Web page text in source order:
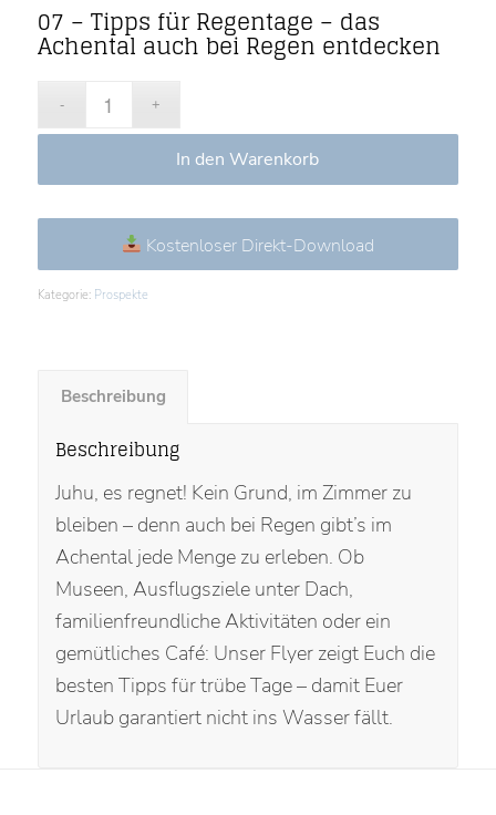
07 – Tipps für Regentage – das
Achental auch bei Regen entdecken
In den Warenkorb
Kostenloser Direkt-Download
Kategorie: Prospekte
Beschreibung
Beschreibung
Juhu, es regnet! Kein Grund, im Zimmer zu
bleiben – denn auch bei Regen gibt’s im
Achental jede Menge zu erleben. Ob
Museen, Ausflugsziele unter Dach,
familienfreundliche Aktivitäten oder ein
gemütliches Café: Unser Flyer zeigt Euch die
besten Tipps für trübe Tage – damit Euer
Urlaub garantiert nicht ins Wasser fällt.